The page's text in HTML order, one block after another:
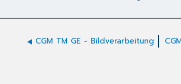
CGM TM GE - Bildverarbeitung